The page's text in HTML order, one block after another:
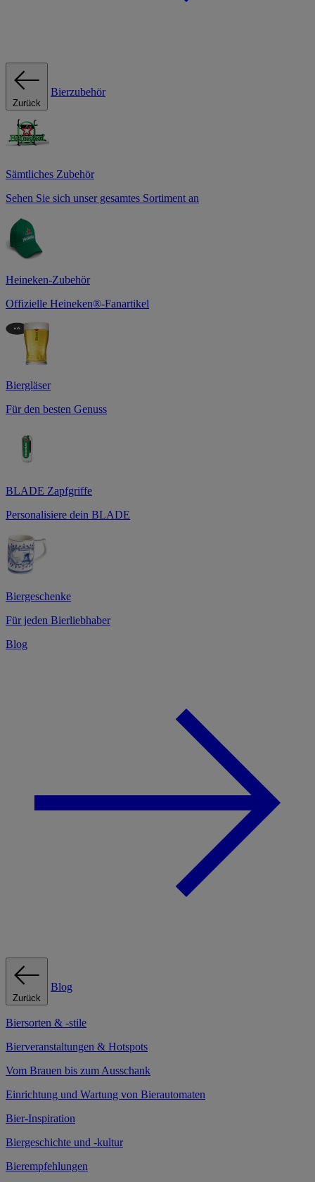
Zurück
Bierzubehör
Sämtliches Zubehör
Sehen Sie sich unser gesamtes Sortiment an
Heineken-Zubehör
Offizielle Heineken®-Fanartikel
Biergläser
Für den besten Genuss
BLADE Zapfgriffe
Personalisiere dein BLADE
Biergeschenke
Für jeden Bierliebhaber
Blog
Zurück
Blog
Biersorten & -stile
Bierveranstaltungen & Hotspots
Vom Brauen bis zum Ausschank
Einrichtung und Wartung von Bierautomaten
Bier-Inspiration
Biergeschichte und -kultur
Bierempfehlungen